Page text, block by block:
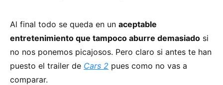
Al final todo se queda en un aceptable
entretenimiento que tampoco aburre demasiado si
no nos ponemos picajosos. Pero claro si antes te han
puesto el trailer de Cars 2 pues como no vas a
comparar.